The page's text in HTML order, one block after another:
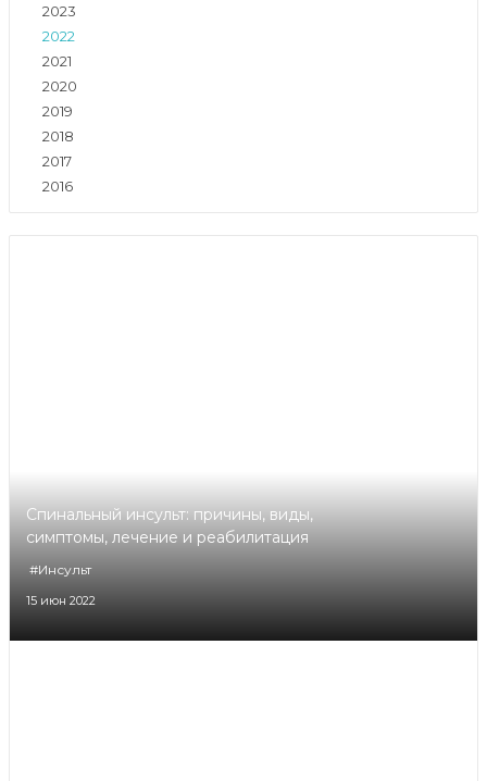
2023
2022
2021
2020
2019
2018
2017
2016
Спинальный инсульт: причины, виды,
симптомы, лечение и реабилитация
#Инсульт
15 июн 2022